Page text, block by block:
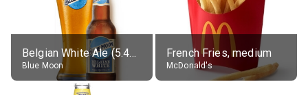
Belgian White Ale (5.4% alc.)
Blue Moon
French Fries, medium
McDonald's